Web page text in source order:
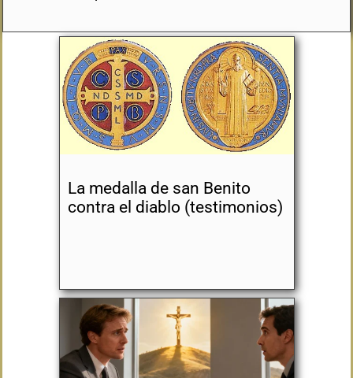
La medalla de san Benito
contra el diablo (testimonios)